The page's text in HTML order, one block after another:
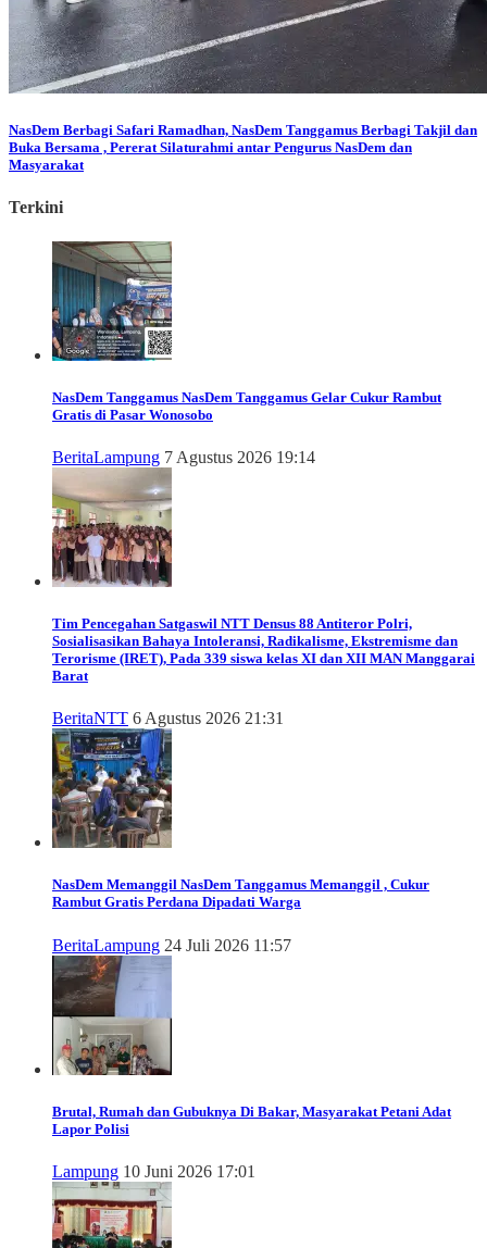
NasDem Berbagi Safari Ramadhan, NasDem Tanggamus Berbagi Takjil dan
Buka Bersama , Pererat Silaturahmi antar Pengurus NasDem dan
Masyarakat
Terkini
NasDem Tanggamus NasDem Tanggamus Gelar Cukur Rambut
Gratis di Pasar Wonosobo
BeritaLampung 7 Agustus 2026 19:14
Tim Pencegahan Satgaswil NTT Densus 88 Antiteror Polri,
Sosialisasikan Bahaya Intoleransi, Radikalisme, Ekstremisme dan
Terorisme (IRET), Pada 339 siswa kelas XI dan XII MAN Manggarai
Barat
BeritaNTT 6 Agustus 2026 21:31
NasDem Memanggil NasDem Tanggamus Memanggil , Cukur
Rambut Gratis Perdana Dipadati Warga
BeritaLampung 24 Juli 2026 11:57
Brutal, Rumah dan Gubuknya Di Bakar, Masyarakat Petani Adat
Lapor Polisi
Lampung 10 Juni 2026 17:01